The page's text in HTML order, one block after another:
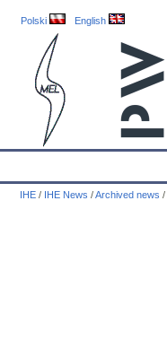
Polski English
IHE / IHE News /Archived news /